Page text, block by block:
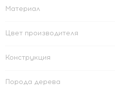
Материал
Цвет производителя
Конструкция
Порода дерева